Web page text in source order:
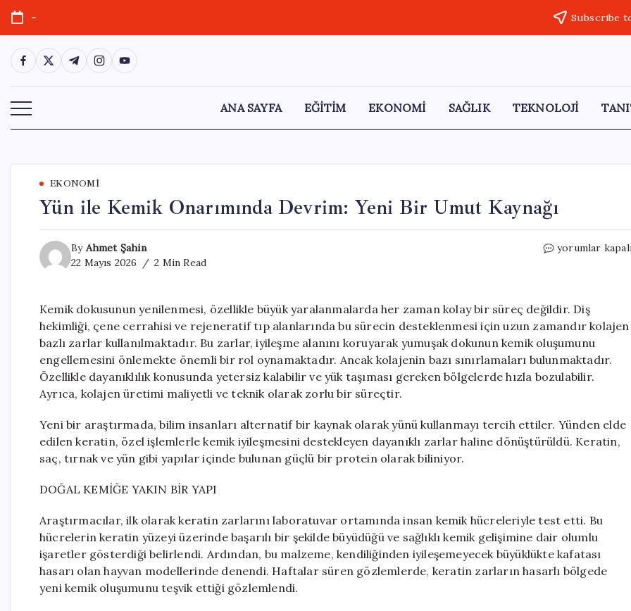
Skip
content
- Subscribe
https://www.facebook.com/
https://twitter.com/
https://t.me/
https://www.instagram.com/
https://youtube.com/
ANA SAYFA EĞİTİM EKONOMİ SAĞLIK TEKNOLOJİ
EKONOMI
Yün ile Kemik Onarımında Devrim: Yeni Bir Umut Kaynağı
By Ahmet Şahin
22 Mayıs 2026
2 Min Read
Yün
Devrim:
Yeni
Umut
Kaynağı
için
yorumlar
Kemik dokusunun yenilenmesi, özellikle büyük yaralanmalarda her zaman kolay bir süreç değildir. Diş
hekimliği, çene cerrahisi ve rejeneratif tıp alanlarında bu sürecin desteklenmesi için uzun zamandır kolajen
bazlı zarlar kullanılmaktadır. Bu zarlar, iyileşme alanını koruyarak yumuşak dokunun kemik oluşumunu
engellemesini önlemekte önemli bir rol oynamaktadır. Ancak kolajenin bazı sınırlamaları bulunmaktadır.
Özellikle dayanıklılık konusunda yetersiz kalabilir ve yük taşıması gereken bölgelerde hızla bozulabilir.
Ayrıca, kolajen üretimi maliyetli ve teknik olarak zorlu bir süreçtir.
Yeni bir araştırmada, bilim insanları alternatif bir kaynak olarak yünü kullanmayı tercih ettiler. Yünden elde
edilen keratin, özel işlemlerle kemik iyileşmesini destekleyen dayanıklı zarlar haline dönüştürüldü. Keratin,
saç, tırnak ve yün gibi yapılar içinde bulunan güçlü bir protein olarak biliniyor.
DOĞAL KEMİĞE YAKIN BİR YAPI
Araştırmacılar, ilk olarak keratin zarlarını laboratuvar ortamında insan kemik hücreleriyle test etti. Bu
hücrelerin keratin yüzeyi üzerinde başarılı bir şekilde büyüdüğü ve sağlıklı kemik gelişimine dair olumlu
işaretler gösterdiği belirlendi. Ardından, bu malzeme, kendiliğinden iyileşemeyecek büyüklükte kafatası
hasarı olan hayvan modellerinde denendi. Haftalar süren gözlemlerde, keratin zarların hasarlı bölgede
yeni kemik oluşumunu teşvik ettiği gözlemlendi.